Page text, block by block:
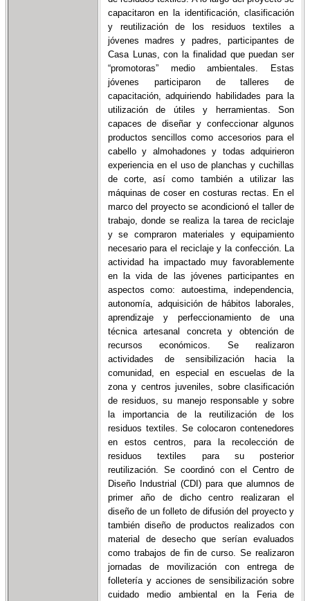
capacitaron en la identificación, clasificación
y reutilización de los residuos textiles a
jóvenes madres y padres, participantes de
Casa Lunas, con la finalidad que puedan ser
“promotoras” medio ambientales.
Estas
jóvenes participaron de talleres de
capacitación, adquiriendo habilidades para la
utilización de útiles y herramientas. Son
capaces de diseñar y confeccionar algunos
productos sencillos como accesorios para el
cabello y almohadones y todas adquirieron
experiencia en el uso de planchas y cuchillas
de corte, así como también a utilizar las
máquinas de coser en costuras rectas. En el
marco del proyecto se acondicionó el taller de
trabajo, donde se realiza la tarea de reciclaje
y se compraron materiales y equipamiento
necesario para el reciclaje y la confección. La
actividad ha impactado muy favorablemente
en la vida de las jóvenes participantes en
aspectos como: autoestima, independencia,
autonomía, adquisición de hábitos laborales,
aprendizaje y perfeccionamiento de una
técnica artesanal concreta y obtención de
recursos económicos. Se realizaron
actividades de sensibilización hacia la
comunidad, en especial en escuelas de la
zona y centros juveniles, sobre clasificación
de residuos, su manejo responsable y sobre
la importancia de la reutilización de los
residuos textiles. Se colocaron contenedores
en estos centros, para la recolección de
residuos textiles para su posterior
reutilización. Se coordinó con el Centro de
Diseño Industrial (CDI) para que alumnos de
primer año de dicho centro realizaran el
diseño de un folleto de difusión del proyecto y
también diseño de productos realizados con
material de desecho que serían evaluados
como trabajos de fin de curso. Se realizaron
jornadas de movilización con entrega de
folletería y acciones de sensibilización sobre
cuidado medio ambiental en la Feria de